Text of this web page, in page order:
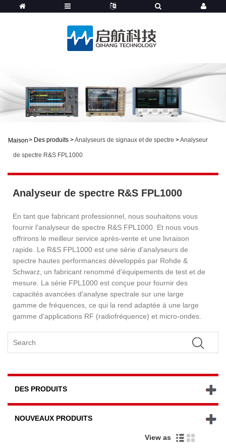
Maison> Des produits >Analyseurs de signaux et de spectre >Analyseur
de spectre R&S FPL1000
Analyseur de spectre R&S FPL1000
En tant que fabricant professionnel, nous souhaitons vous
fournir l'analyseur de spectre R&S FPL1000. Et nous vous
offrirons le meilleur service après-vente et une livraison
rapide. Le R&S FPL1000 est une série d'analyseurs de
spectre hautes performances développés par Rohde &
Schwarz, un fabricant renommé d'équipements de test et de
mesure. La série FPL1000 est conçue pour fournir des
capacités avancées d'analyse spectrale sur une large
gamme de fréquences, ce qui la rend adaptée à une large
gamme d'applications RF (radiofréquence) et micro-ondes.
DES PRODUITS
NOUVEAUX PRODUITS
View as